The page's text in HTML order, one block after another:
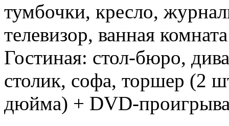
тумбочки, кресло,
телевизор, ванная
Гостиная: стол-бюро,
столик, софа, торшер (2
дюйма) + DVD-